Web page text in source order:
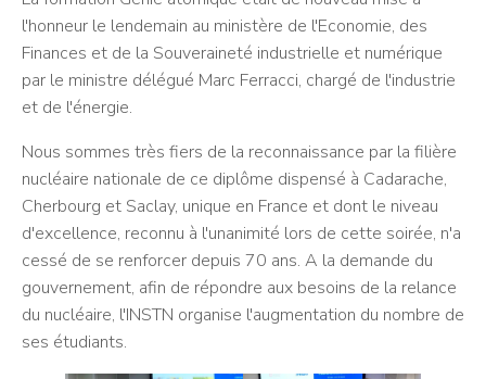
l'honneur le lendemain au ministère de l'Economie, des
Finances et de la Souveraineté industrielle et numérique
par le ministre délégué Marc Ferracci, chargé de l'industrie
et de l'énergie.
Nous sommes très fiers de la reconnaissance par la filière
nucléaire nationale de ce diplôme dispensé à Cadarache,
Cherbourg et Saclay, unique en France et dont le niveau
d'excellence, reconnu à l'unanimité lors de cette soirée, n'a
cessé de se renforcer depuis 70 ans. A la demande du
gouvernement, afin de répondre aux besoins de la relance
du nucléaire, l'INSTN organise l'augmentation du nombre de
ses étudiants.